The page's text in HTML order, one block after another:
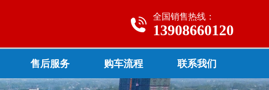
全国销售热线：
13908660120
售后服务 购车流程 联系我们